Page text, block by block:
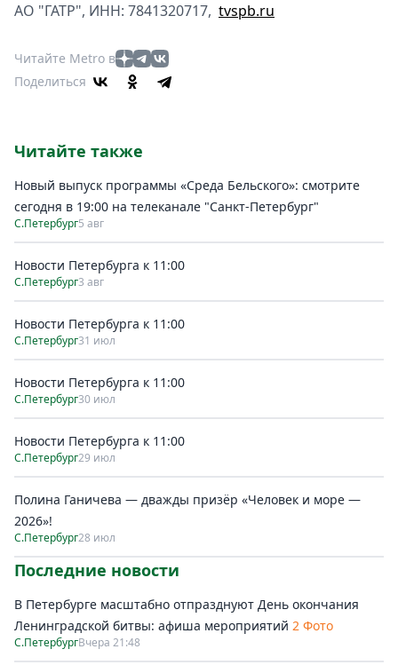
АО "ГАТР", ИНН: 7841320717, tvspb.ru
Читайте Metro в
Поделиться
Читайте также
Новый выпуск программы «Среда Бельского»: смотрите
сегодня в 19:00 на телеканале "Санкт-Петербург"
С.Петербург5 авг
Новости Петербурга к 11:00
С.Петербург3 авг
Новости Петербурга к 11:00
С.Петербург31 июл
Новости Петербурга к 11:00
С.Петербург30 июл
Новости Петербурга к 11:00
С.Петербург29 июл
Полина Ганичева — дважды призёр «Человек и море —
2026»!
С.Петербург28 июл
Последние новости
В Петербурге масштабно отпразднуют День окончания
Ленинградской битвы: афиша мероприятий 2 Фото
С.ПетербургВчера 21:48